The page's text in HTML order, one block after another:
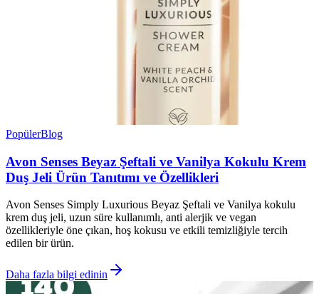
PopülerBlog
Avon Senses Beyaz Şeftali ve Vanilya Kokulu Krem
Duş Jeli Ürün Tanıtımı ve Özellikleri
Avon Senses Simply Luxurious Beyaz Şeftali ve Vanilya kokulu
krem duş jeli, uzun süre kullanımlı, anti alerjik ve vegan
özellikleriyle öne çıkan, hoş kokusu ve etkili temizliğiyle tercih
edilen bir ürün.
Daha fazla bilgi edinin